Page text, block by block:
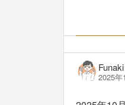
2025年